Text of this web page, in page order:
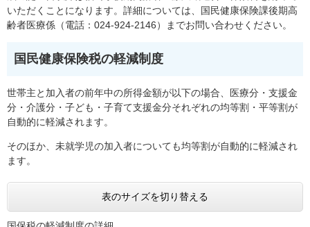
いただくことになります。詳細については、国民健康保険課後期高
齢者医療係（電話：024-924-2146）までお問い合わせください。
国民健康保険税の軽減制度
世帯主と加入者の前年中の所得金額が以下の場合、医療分・支援金
分・介護分・子ども・子育て支援金分それぞれの均等割・平等割が
自動的に軽減されます。
そのほか、未就学児の加入者についても均等割が自動的に軽減され
ます。
表のサイズを切り替える